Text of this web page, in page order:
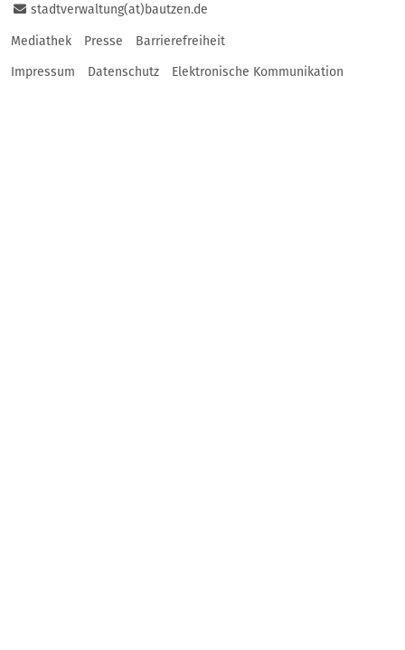
stadtverwaltung(at)bautzen.de
Mediathek Presse
Barrierefreiheit
Impressum
Datenschutz Elektronische Kommunikation